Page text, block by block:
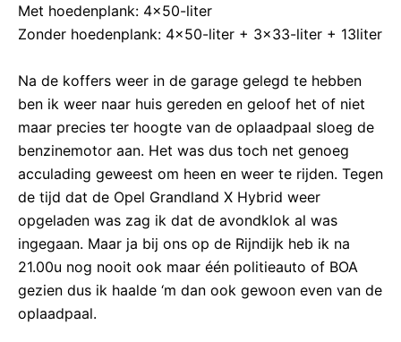
Met hoedenplank: 4×50-liter
Zonder hoedenplank: 4×50-liter + 3×33-liter + 13liter
Na de koffers weer in de garage gelegd te hebben
ben ik weer naar huis gereden en geloof het of niet
maar precies ter hoogte van de oplaadpaal sloeg de
benzinemotor aan. Het was dus toch net genoeg
acculading geweest om heen en weer te rijden. Tegen
de tijd dat de Opel Grandland X Hybrid weer
opgeladen was zag ik dat de avondklok al was
ingegaan. Maar ja bij ons op de Rijndijk heb ik na
21.00u nog nooit ook maar één politieauto of BOA
gezien dus ik haalde ‘m dan ook gewoon even van de
oplaadpaal.